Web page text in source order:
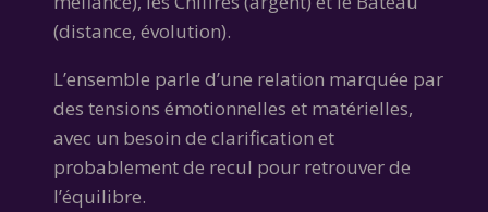
(distance, évolution).
L’ensemble parle d’une relation marquée par
des tensions émotionnelles et matérielles,
avec un besoin de clarification et
probablement de recul pour retrouver de
l’équilibre.